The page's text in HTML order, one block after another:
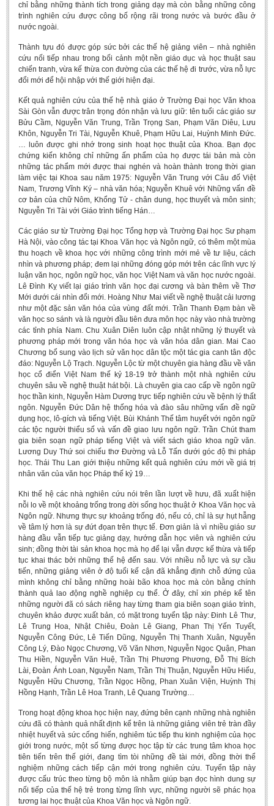
RESEARCH
Sinology & Nom
Linguistics
Vietnamese Folk Culture
Vietnamese Literature
Foreign Literatures & Comparative Literature
Theater and Film
Culture - History - Philosophy
Education
BA, MA, PhD. Theses
CONFERENCE
Studies on Vietnamese and Korean Literature and Films
Modernization process in Japanese literature and in the literatures of
East-Asian region
Studies on Sinology & Nom
Vietnamese and Japanese Literature Viewed from an East Asian
Perspective
To Build a Standard Orthography in Schools and the Media
80 Years of New Poetry and the Self-Reliant Literary Group
ALUMNI
Alumni Association
Scholarship Fund
STUDENT ACTIVITIES
Literature Club
Calligraphy Club
chỉ bằng những thành tích trong giảng dạy mà còn bằng những công
trình nghiên cứu được công bố rộng rãi trong nước và bước đầu ở
nước ngoài.
Thành tựu đó được góp sức bởi các thế hệ giảng viên – nhà nghiên
cứu nối tiếp nhau trong bối cảnh một nền giáo dục và học thuật sau
chiến tranh, vừa kế thừa con đường của các thế hệ đi trước, vừa nỗ lực
đổi mới để hội nhập với thế giới hiện đại.
Kết quả nghiên cứu của thế hệ nhà giáo ở Trường Đại học Văn khoa
Sài Gòn vẫn được trân trọng đón nhận và lưu giữ: tên tuổi các giáo sư
Bửu Cầm, Nguyễn Văn Trung, Trần Trọng San, Phạm Văn Diêu, Lưu
Khôn, Nguyễn Tri Tài, Nguyễn Khuê, Phạm Hữu Lai, Huỳnh Minh Đức.
… luôn được ghi nhớ trong sinh hoạt học thuật của Khoa. Bạn đọc
chứng kiến không chỉ những ấn phẩm của họ được tái bản mà còn
những tác phẩm mới được thai nghén và hoàn thành trong thời gian
làm việc tại Khoa sau năm 1975: Nguyễn Văn Trung với Câu đố Việt
Nam, Trương Vĩnh Ký – nhà văn hóa; Nguyễn Khuê với Những vấn đề
cơ bản của chữ Nôm, Khổng Tử - chân dung, học thuyết và môn sinh;
Nguyễn Tri Tài với Giáo trình tiếng Hán…
Các giáo sư từ Trường Đại học Tổng hợp và Trường Đại học Sư phạm
Hà Nội, vào công tác tại Khoa Văn học và Ngôn ngữ, có thêm một mùa
thu hoạch về khoa học với những công trình mới mẻ về tư liệu, cách
nhìn và phương pháp; đem lại những đóng góp mới trên các lĩnh vực lý
luận văn học, ngôn ngữ học, văn học Việt Nam và văn học nước ngoài.
Lê Đình Kỵ viết lại giáo trình văn học đại cương và bàn thêm về Thơ
Mới dưới cái nhìn đổi mới. Hoàng Như Mai viết về nghệ thuật cải lương
như một đặc sản văn hóa của vùng đất mới. Trần Thanh Đạm bàn về
văn học so sánh và là người đầu tiên đưa môn học này vào nhà trường
các tỉnh phía Nam. Chu Xuân Diên luôn cập nhật những lý thuyết và
phương pháp mới trong văn hóa học và văn hóa dân gian. Mai Cao
Chương bổ sung vào lịch sử văn học dân tộc một tác gia canh tân độc
đáo: Nguyễn Lộ Trạch. Nguyễn Lộc từ một chuyên gia hàng đầu về văn
học cổ điển Việt Nam thế kỷ 18-19 trở thành một nhà nghiên cứu
chuyên sâu về nghệ thuật hát bội. Là chuyên gia cao cấp về ngôn ngữ
học thần kinh, Nguyễn Hàm Dương trực tiếp nghiên cứu về bệnh lý thất
ngôn. Nguyễn Đức Dân hệ thống hóa và đào sâu những vấn đề ngữ
dụng học, lô-gích và tiếng Việt. Bùi Khánh Thế tâm huyết với ngôn ngữ
các tộc người thiểu số và vấn đề giao lưu ngôn ngữ. Trần Chút tham
gia biên soạn ngữ pháp tiếng Việt và viết sách giáo khoa ngữ văn.
Lương Duy Thứ soi chiếu thơ Đường và Lỗ Tấn dưới góc độ thi pháp
học. Thái Thu Lan giới thiệu những kết quả nghiên cứu mới về giá trị
nhân văn của văn học Pháp thế kỷ 19…
Khi thế hệ các nhà nghiên cứu nói trên lần lượt về hưu, đã xuất hiện
nỗi lo về một khoảng trống trong đời sống học thuật ở Khoa Văn học và
Ngôn ngữ. Nhưng thực sự khoảng trống đó, nếu có, chỉ là sự hụt hẫng
về tâm lý hơn là sự đứt đọan trên thực tế. Đơn giản là vì nhiều giáo sư
hàng đầu vẫn tiếp tục giảng dạy, hướng dẫn học viên và nghiên cứu
sinh; đồng thời tài sản khoa học mà họ để lại vẫn được kế thừa và tiếp
tục khai thác bởi những thế hệ đến sau. Với nhiều nỗ lực và sự cầu
tiến, những giảng viên ở độ tuổi kế cận đã khẳng định chỗ đứng của
mình không chỉ bằng những hoài bão khoa học mà còn bằng chính
thành quả lao động nghề nghiệp cụ thể. Ở đây, chỉ xin phép kể tên
những người đã có sách riêng hay từng tham gia biên soạn giáo trình,
chuyên khảo được xuất bản, có mặt trong tuyển tập này: Đinh Lê Thư,
Lê Trung Hoa, Nhật Chiêu, Đoàn Lê Giang, Phan Thị Yến Tuyết,
Nguyễn Công Đức, Lê Tiến Dũng, Nguyễn Thị Thanh Xuân, Nguyễn
Công Lý, Đào Ngọc Chương, Võ Văn Nhơn, Nguyễn Ngọc Quận, Phan
Thu Hiền, Nguyễn Văn Huệ, Trần Thị Phương Phương, Đỗ Thị Bích
Lài, Đoàn Ánh Loan, Nguyễn Nam, Trần Thị Thuận, Nguyễn Hữu Hiếu,
Nguyễn Hữu Chương, Trần Ngọc Hồng, Phan Xuân Viện, Huỳnh Thị
Hồng Hạnh, Trần Lê Hoa Tranh, Lê Quang Trường…
Trong hoạt động khoa học hiện nay, đứng bên cạnh những nhà nghiên
cứu đã có thành quả nhất định kể trên là những giảng viên trẻ tràn đầy
nhiệt huyết và sức cống hiến, nghiêm túc tiếp thu kinh nghiệm của học
giới trong nước, một số từng được học tập từ các trung tâm khoa học
tiên tiến trên thế giới, đang tìm tòi những đề tài mới, đồng thời thể
nghiệm những cách tiếp cận mới trong nghiên cứu. Tuyển tập này
được cấu trúc theo từng bộ môn là nhằm giúp bạn đọc hình dung sự
nối tiếp của thế hệ trẻ trong từng lĩnh vực, những người sẽ phác họa
tương lai học thuật của Khoa Văn học và Ngôn ngữ.